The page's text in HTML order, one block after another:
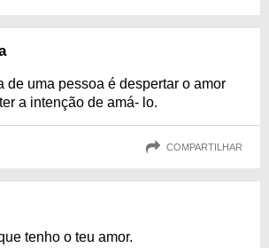
de uma pessoa é despertar o amor
a intenção de amá- lo.
COMPARTILHAR
tenho o teu amor.